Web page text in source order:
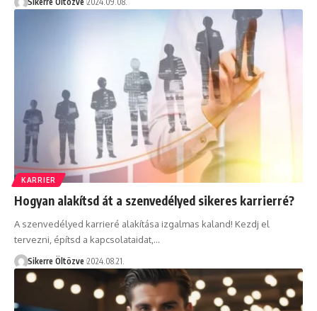
KARRIER
Hogyan alakítsd át a szenvedélyed sikeres karrierré?
A szenvedélyed karrieré alakítása izgalmas kaland! Kezdj el
tervezni, építsd a kapcsolataidat,…
Sikerre Öltözve 2024.08.21.